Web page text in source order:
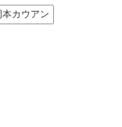
本カウアン